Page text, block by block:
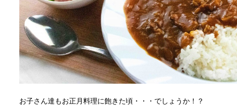
お子さん達もお正月料理に飽きた頃・・・でしょうか！？